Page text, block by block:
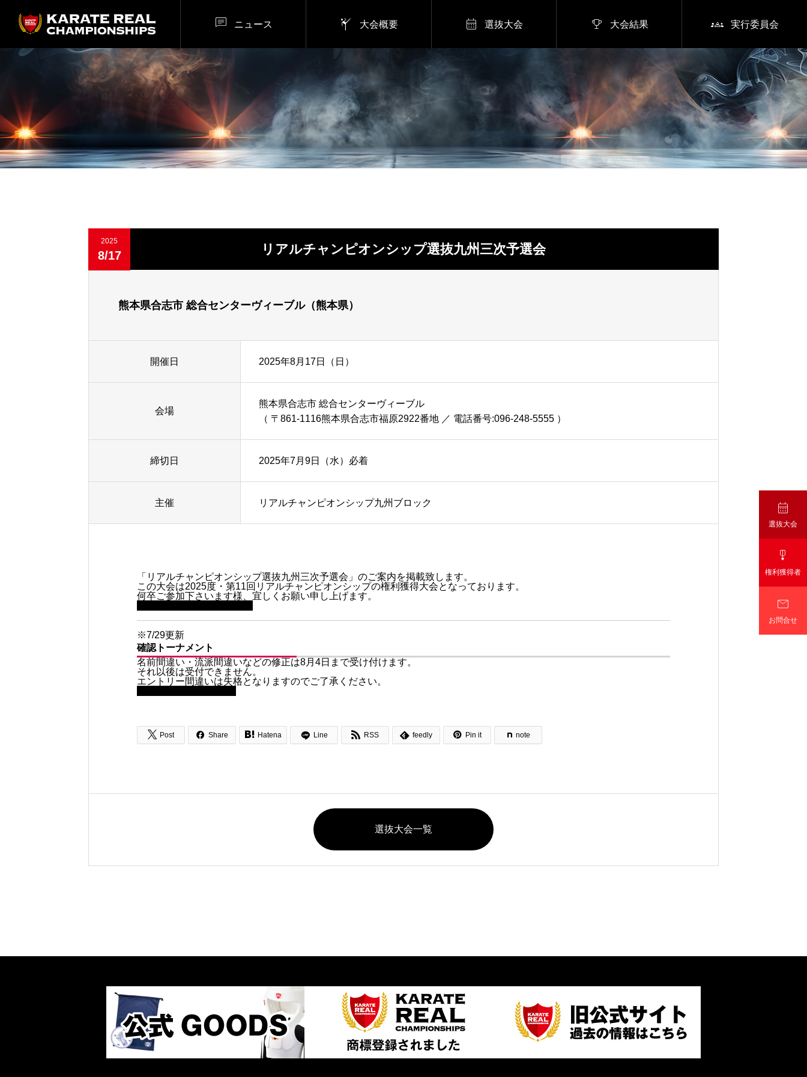
 ニュース  大会概要  選抜大会  大会結果  実行委員会
2025
8/17 リアルチャンピオンシップ選抜九州三次予選会
熊本県合志市 総合センターヴィーブル（熊本県）
開催日 2025年8月17日（日）
会場
熊本県合志市 総合センターヴィーブル
（ 〒861-1116熊本県合志市福原2922番地 ／ 電話番号:096-248-5555 ）
締切日 2025年7月9日（水）必着
主催 リアルチャンピオンシップ九州ブロック
「リアルチャンピオンシップ選抜九州三次予選会」のご案内を掲載致します。
この大会は2025度・第11回リアルチャンピオンシップの権利獲得大会となっております。
何卒ご参加下さいます様、宜しくお願い申し上げます。
※7/29更新
確認トーナメント
名前間違い・流派間違いなどの修正は8月4日まで受け付けます。
それ以後は受付できません。
エントリー間違いは失格となりますのでご了承ください。
 Post  Share  Hatena Line  RSS  feedly  Pin it note
選抜大会一覧

選抜大会

権利獲得者

お問合せ